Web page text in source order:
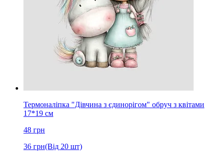
Термоналіпка "Дівчина з єдинорігом" обруч з квітами
17*19 см
48 грн
36 грн(Від 20 шт)